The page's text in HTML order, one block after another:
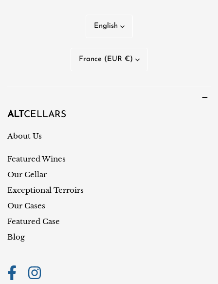
g
English
t
r
/
r
e
g
i
o
France (EUR €)
ALT CELLARS
About Us
Featured Wines
Our Cellar
Exceptional Terroirs
Our Cases
Featured Case
Blog